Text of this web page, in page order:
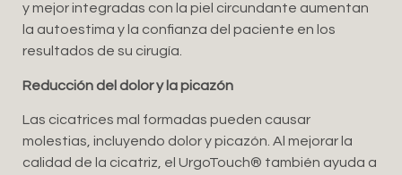
y mejor integradas con la piel circundante aumentan
la autoestima y la confianza del paciente en los
resultados de su cirugía.
Reducción del dolor y la picazón
Las cicatrices mal formadas pueden causar
molestias, incluyendo dolor y picazón. Al mejorar la
calidad de la cicatriz, el UrgoTouch®️ también ayuda a